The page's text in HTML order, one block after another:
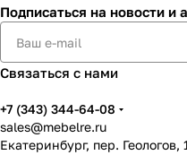
Подписаться на новости и
Связаться с нами
+7 (343) 344-64-08
sales@mebelre.ru
Екатеринбург, пер.